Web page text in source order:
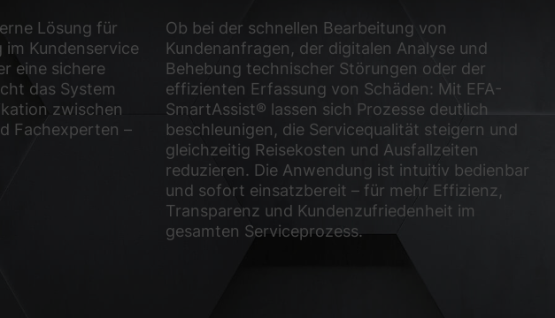
Lösung für
Kundenservice
eine sichere
das System
zwischen
Fachexperten –
Ob bei der schnellen Bearbeitung von
Kundenanfragen, der digitalen Analyse und
Behebung technischer Störungen oder der
effizienten Erfassung von Schäden: Mit EFA-
SmartAssist® lassen sich Prozesse deutlich
beschleunigen, die Servicequalität steigern und
gleichzeitig Reisekosten und Ausfallzeiten
reduzieren. Die Anwendung ist intuitiv bedienbar
und sofort einsatzbereit – für mehr Effizienz,
Transparenz und Kundenzufriedenheit im
gesamten Serviceprozess.
Externe Medien
blockiert. Wenn Cookies von externen
Einwilligung mehr.
Datenschutzerklärung Impressum